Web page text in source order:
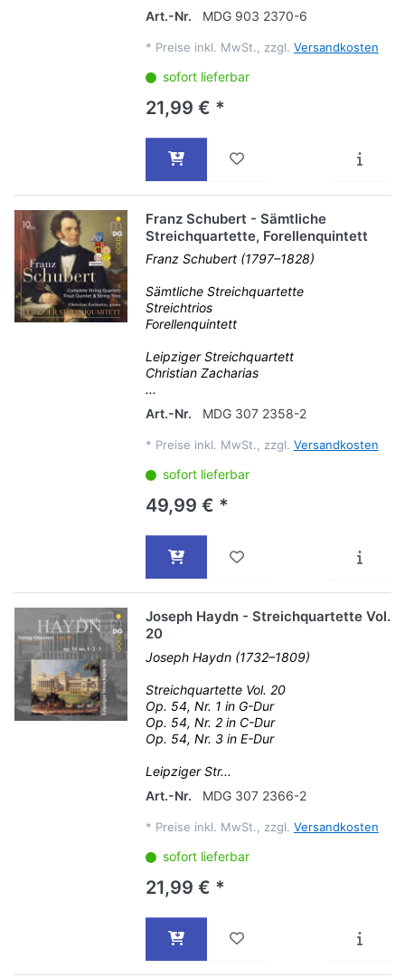
Art.-Nr.
MDG 903 2370-6
* Preise inkl. MwSt., zzgl. Versandkosten
sofort lieferbar
21,99 € *
Franz Schubert - Sämtliche
Streichquartette, Forellenquintett
Franz Schubert (1797–1828)
Sämtliche Streichquartette
Streichtrios
Forellenquintett
Leipziger Streichquartett
Christian Zacharias
...
Art.-Nr.
MDG 307 2358-2
* Preise inkl. MwSt., zzgl. Versandkosten
sofort lieferbar
49,99 € *
Joseph Haydn - Streichquartette Vol.
20
Joseph Haydn (1732–1809)
Streichquartette Vol. 20
Op. 54, Nr. 1 in G-Dur
Op. 54, Nr. 2 in C-Dur
Op. 54, Nr. 3 in E-Dur
Leipziger Str...
Art.-Nr.
MDG 307 2366-2
* Preise inkl. MwSt., zzgl. Versandkosten
sofort lieferbar
21,99 € *